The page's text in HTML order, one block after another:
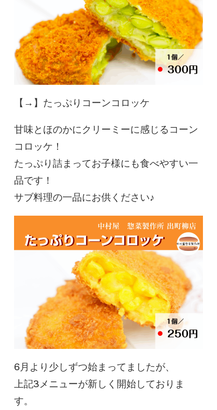
【→】たっぷりコーンコロッケ
甘味とほのかにクリーミーに感じるコーン
コロッケ！
たっぷり詰まってお子様にも食べやすい一
品です！
サブ料理の一品にお供ください♪
6月より少しずつ始まってましたが、
上記3メニューが新しく開始しておりま
す。